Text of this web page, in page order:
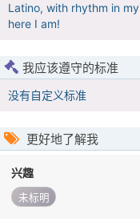
Latino, with rhythm in
here I am!
我应该遵守的标准
没有自定义标准
更好地了解我
兴趣
未标明